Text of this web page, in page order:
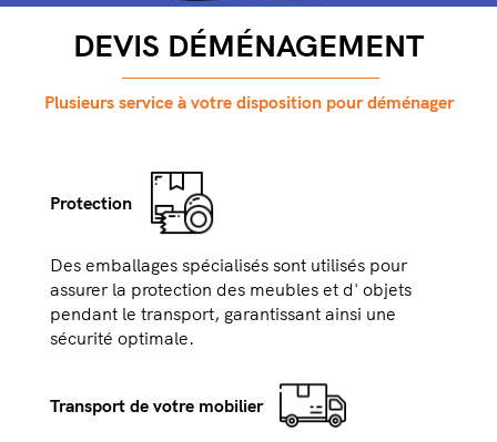
DEVIS DÉMÉNAGEMENT
Plusieurs service à votre disposition pour déménager
Protection
Des emballages spécialisés sont utilisés pour
assurer la protection des meubles et d' objets
pendant le transport, garantissant ainsi une
sécurité optimale.
Transport de votre mobilier